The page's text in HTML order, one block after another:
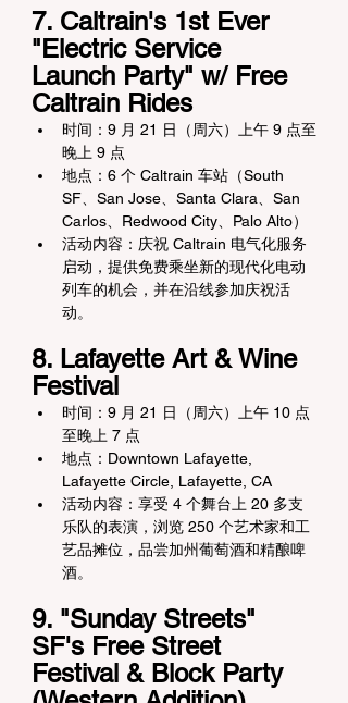
7. Caltrain's 1st Ever
"Electric Service
Launch Party" w/ Free
Caltrain Rides
时间：9 月 21 日（周六）上午 9 点至
晚上 9 点
地点：6 个 Caltrain 车站（South
SF、San Jose、Santa Clara、San
Carlos、Redwood City、Palo Alto）
活动内容：庆祝 Caltrain 电气化服务
启动，提供免费乘坐新的现代化电动
列车的机会，并在沿线参加庆祝活
动。
8. Lafayette Art & Wine
Festival
时间：9 月 21 日（周六）上午 10 点
至晚上 7 点
地点：Downtown Lafayette,
Lafayette Circle, Lafayette, CA
活动内容：享受 4 个舞台上 20 多支
乐队的表演，浏览 250 个艺术家和工
艺品摊位，品尝加州葡萄酒和精酿啤
酒。
9. "Sunday Streets"
SF's Free Street
Festival & Block Party